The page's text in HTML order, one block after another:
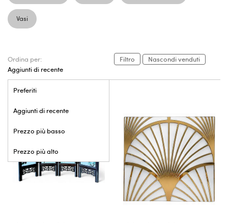
Vasi
Ordina per:
Aggiunti di recente
Preferiti
Aggiunti di recente
Prezzo più basso
Prezzo più alto
Filtro Nascondi venduti